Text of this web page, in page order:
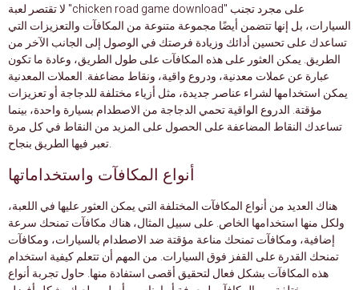
لا تقتصر لعبة "chicken road game download" على مجرد تجنب
السيارات، بل إنها تتضمن أيضًا مجموعة متنوعة من المكافآت والتعزيزات التي
تساعدك على تحسين أدائك وزيادة فرصتك في الوصول إلى الجانب الآخر من
الطريق. يمكن العثور على هذه المكافآت على طول الطريق، وعادة ما تكون
عبارة عن عملات معدنية، ودروع واقية، ونقاط مضاعفة. العملات المعدنية
يمكن استخدامها لشراء عناصر جديدة، مثل أزياء مختلفة للدجاجة أو تعزيزات
مؤقتة. الدروع الواقية تحمي الدجاجة من الاصطدام بسيارة واحدة، بينما
تساعدك النقاط المضاعفة على الحصول على المزيد من النقاط في كل مرة
تعبر فيها الطريق بنجاح.
أنواع المكافآت واستخداماتها
هناك العديد من أنواع المكافآت المختلفة التي يمكن العثور عليها في اللعبة،
ولكل منها استخدامها الخاص. على سبيل المثال، هناك مكافآت تمنحك سرعة
إضافية، ومكافآت تمنحك مناعة مؤقتة ضد الاصطدام بالسيارات، ومكافآت
تمنحك القدرة على القفز فوق السيارات. من المهم أن تتعلم كيفية استخدام
هذه المكافآت بشكل فعال لتحقيق أقصى استفادة منها. حاول تجربة أنواع